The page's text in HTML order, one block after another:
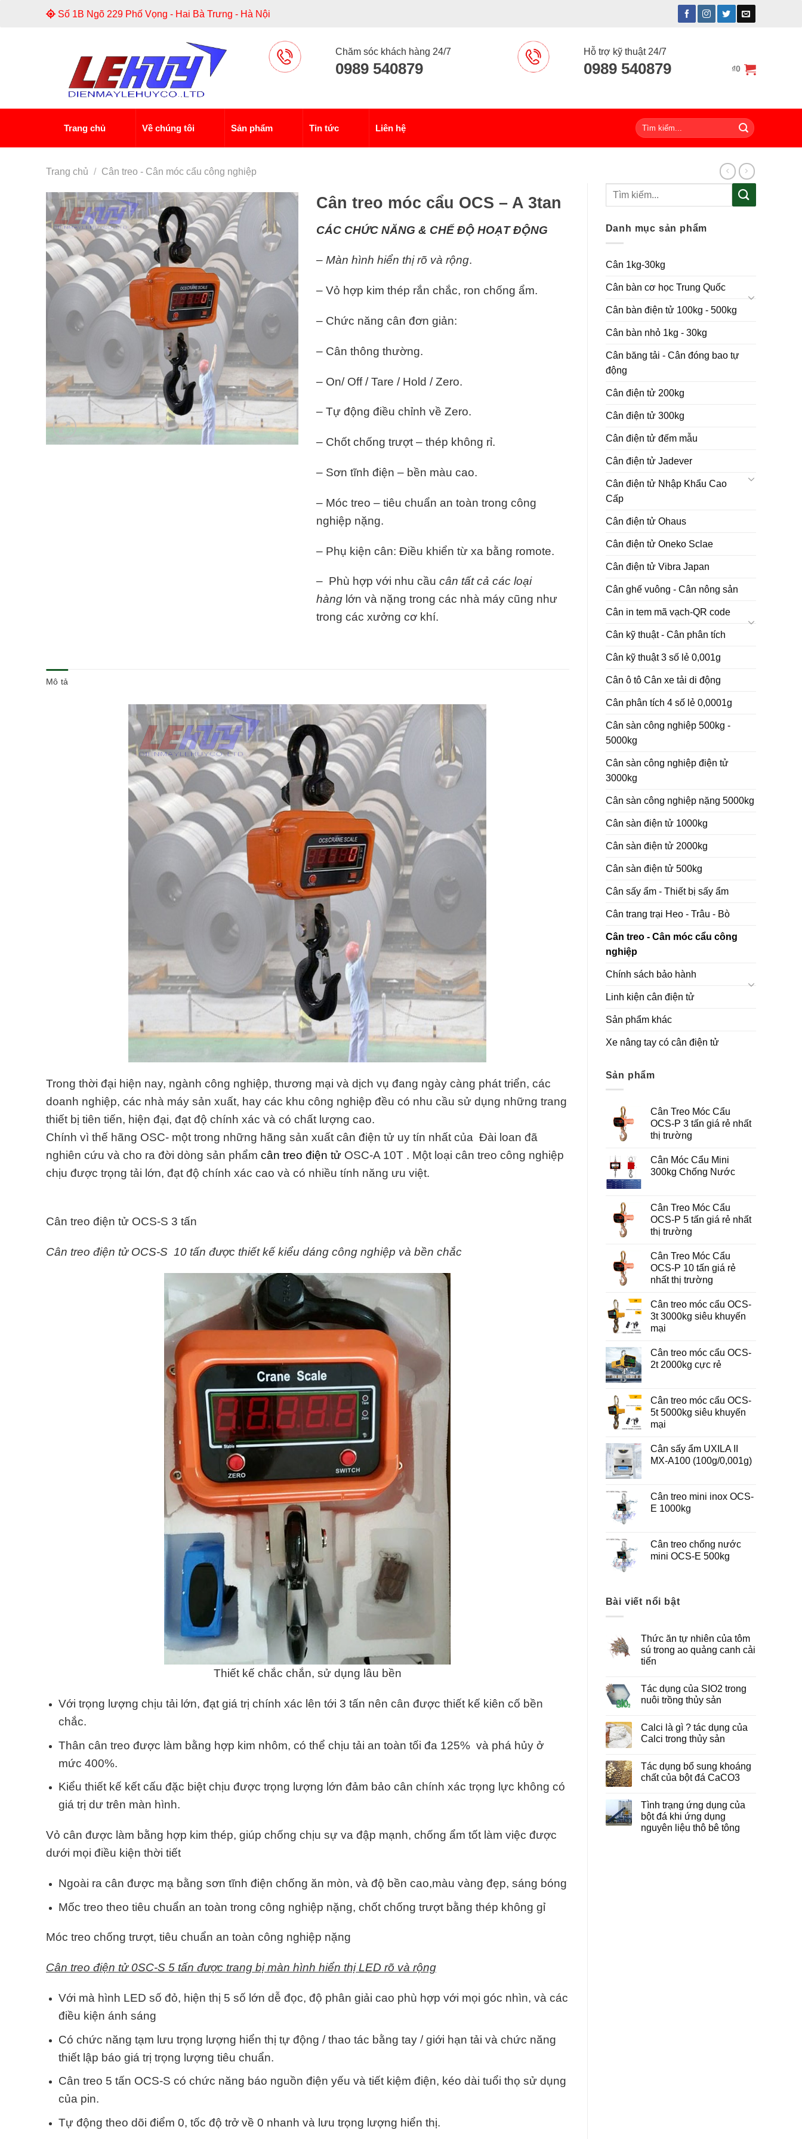
Số 1B Ngõ 229 Phố Vọng - Hai Bà Trưng - Hà Nội
Chăm sóc khách hàng 24/7
0989 540879
Hỗ trợ kỹ thuật 24/7
0989 540879 ₫0
Trang chủ Về chúng tôi Sản phẩm Tin tức Liên hệ
Tìm
kiếm:
Trang chủ / Cân treo - Cân móc cẩu công nghiệp
Tìm
Danh mục sản phẩm
Cân 1kg-30kg
Cân bàn cơ học Trung Quốc
Cân bàn điện tử 100kg - 500kg
Cân bàn nhỏ 1kg - 30kg
Cân băng tải - Cân đóng bao tự
động
Cân điện tử 200kg
Cân điện tử 300kg
Cân điện tử đếm mẫu
Cân điện tử Jadever
Cân điện tử Nhập Khẩu Cao
Cấp
Cân điện tử Ohaus
Cân điện tử Oneko Sclae
Cân điện tử Vibra Japan
Cân ghế vuông - Cân nông sản
Cân in tem mã vạch-QR code
Cân kỹ thuật - Cân phân tích
Cân kỹ thuật 3 số lẻ 0,001g
Cân ô tô Cân xe tải di động
Cân phân tích 4 số lẻ 0,0001g
Cân sàn công nghiệp 500kg -
5000kg
Cân sàn công nghiệp điện tử
3000kg
Cân sàn công nghiệp nặng 5000kg
Cân sàn điện tử 1000kg
Cân sàn điện tử 2000kg
Cân sàn điện tử 500kg
Cân sấy ẩm - Thiết bị sấy ẩm
Cân trang trại Heo - Trâu - Bò
Cân treo - Cân móc cẩu công
nghiệp
Chính sách bảo hành
Linh kiện cân điện tử
Sản phẩm khác
Xe nâng tay có cân điện tử
Sản phẩm
Cân Treo Móc Cẩu
OCS-P 3 tấn giá rẻ nhất
thị trường
Cân Móc Cẩu Mini
300kg Chống Nước
Cân Treo Móc Cẩu
OCS-P 5 tấn giá rẻ nhất
thị trường
Cân Treo Móc Cẩu
OCS-P 10 tấn giá rẻ
nhất thị trường
Cân treo móc cẩu OCS-
3t 3000kg siêu khuyến
mại
Cân treo móc cẩu OCS-
2t 2000kg cực rẻ
Cân treo móc cẩu OCS-
5t 5000kg siêu khuyến
mại
Cân sấy ẩm UXILA II
MX-A100 (100g/0,001g)
Cân treo mini inox OCS-
E 1000kg
Cân treo chống nước
mini OCS-E 500kg
Bài viết nổi bật
Thức ăn tự nhiên của tôm
sú trong ao quảng canh cải
tiến
Tác dụng của SIO2 trong
nuôi trồng thủy sản
Calci là gì ? tác dụng của
Calci trong thủy sản
Tác dụng bổ sung khoáng
chất của bột đá CaCO3
Tình trạng ứng dụng của
bột đá khi ứng dụng
nguyên liệu thô bê tông
Cân treo móc cẩu OCS – A 3tan
CÁC CHỨC NĂNG & CHẾ ĐỘ HOẠT ĐỘNG
–Màn hình hiển thị rõ và rộng.
– Vỏ hợp kim thép rắn chắc, ron chống ẩm.
– Chức năng cân đơn giản:
– Cân thông thường.
– On/ Off / Tare / Hold / Zero.
– Tự động điều chỉnh về Zero.
– Chốt chống trượt – thép không rỉ.
– Sơn tĩnh điện – bền màu cao.
– Móc treo – tiêu chuẩn an toàn trong công
nghiệp nặng.
– Phụ kiện cân: Điều khiển từ xa bằng romote.
– Phù hợp với nhu cầucân tất cả các loại
hàng lớn và nặng trong các nhà máy cũng như
trong các xưởng cơ khí.
Mô tả
Trong thời đại hiện nay, ngành công nghiệp, thương mại và dịch vụ đang ngày càng phát triển, các
doanh nghiệp, các nhà máy sản xuất, hay các khu công nghiệp đều có nhu cầu sử dụng những trang
thiết bị tiên tiến, hiện đại, đạt độ chính xác và có chất lượng cao.
Chính vì thế hãng OSC- một trong những hãng sản xuất cân điện tử uy tín nhất của Đài loan đã
nghiên cứu và cho ra đời dòng sản phẩm cân treo điện tử OSC-A 10T . Một loại cân treo công nghiệp
chịu được trọng tải lớn, đạt độ chính xác cao và có nhiều tính năng ưu việt.
Cân treo điện tử OCS-S 3 tấn
Cân treo điện tử OCS-S 10 tấn được thiết kế kiểu dáng công nghiệp và bền chắc
Thiết kế chắc chắn, sử dụng lâu bền
Với trọng lượng chịu tải lớn, đạt giá trị chính xác lên tới 3 tấn nên cân được thiết kế kiên cố bền
chắc.
Thân cân treo được làm bằng hợp kim nhôm, có thể chịu tải an toàn tối đa 125% và phá hủy ở
mức 400%.
Kiểu thiết kế kết cấu đặc biệt chịu được trọng lượng lớn đảm bảo cân chính xác trọng lực không có
giá trị dư trên màn hình.
Vỏ cân được làm bằng hợp kim thép, giúp chống chịu sự va đập mạnh, chống ẩm tốt làm việc được
dưới mọi điều kiện thời tiết
Ngoài ra cân được mạ bằng sơn tĩnh điện chống ăn mòn, và độ bền cao,màu vàng đẹp, sáng bóng
Mốc treo theo tiêu chuẩn an toàn trong công nghiệp nặng, chốt chống trượt bằng thép không gỉ
Móc treo chống trượt, tiêu chuẩn an toàn công nghiệp nặng
Cân treo điện tử 0SC-S 5 tấn được trang bị màn hình hiển thị LED rõ và rộng
Với mà hình LED số đỏ, hiện thị 5 số lớn dễ đọc, độ phân giải cao phù hợp với mọi góc nhìn, và các
điều kiện ánh sáng
Có chức năng tạm lưu trọng lượng hiển thị tự động / thao tác bằng tay / giới hạn tải và chức năng
thiết lập báo giá trị trọng lượng tiêu chuẩn.
Cân treo 5 tấn OCS-S có chức năng báo nguồn điện yếu và tiết kiệm điện, kéo dài tuổi thọ sử dụng
của pin.
Tự động theo dõi điểm 0, tốc độ trở về 0 nhanh và lưu trọng lượng hiển thị.